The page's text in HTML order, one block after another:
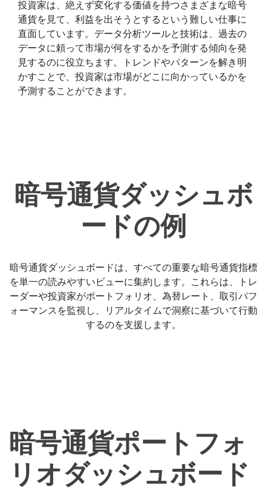
投資家は、絶えず変化する価値を持つさまざまな暗号
通貨を見て、利益を出そうとするという難しい仕事に
直面しています。データ分析ツールと技術は、過去の
データに頼って市場が何をするかを予測する傾向を発
見するのに役立ちます。トレンドやパターンを解き明
かすことで、投資家は市場がどこに向かっているかを
予測することができます。
暗号通貨ダッシュボ
ードの例
暗号通貨ダッシュボードは、すべての重要な暗号通貨指標
を単一の読みやすいビューに集約します。これらは、トレ
ーダーや投資家がポートフォリオ、為替レート、取引パフ
ォーマンスを監視し、リアルタイムで洞察に基づいて行動
するのを支援します。
暗号通貨ポートフォ
リオダッシュボード